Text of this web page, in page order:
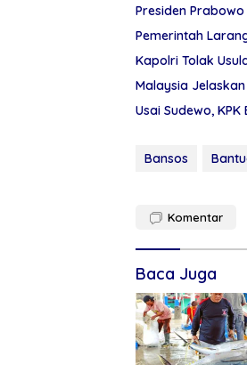
Presiden
Pemerintah
Kapolri Tolak
Malaysia
Usai Sudewo,
Bansos
Komentar
Baca Juga